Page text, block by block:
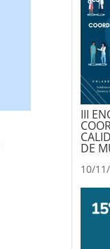
III
DE
10/